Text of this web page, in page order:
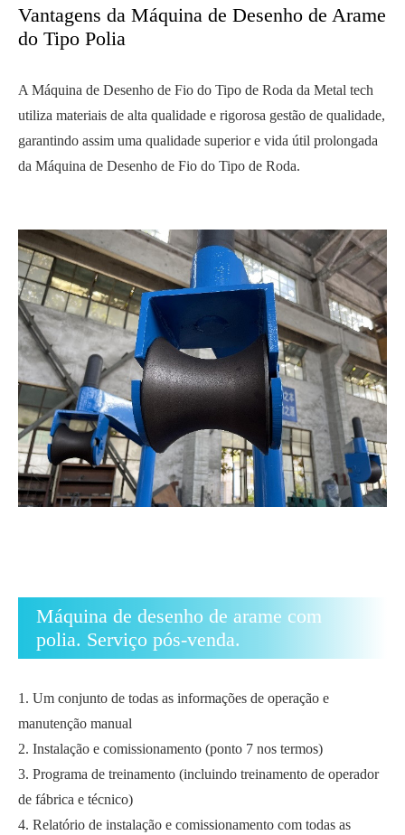
Vantagens da Máquina de Desenho de Arame
do Tipo Polia
A Máquina de Desenho de Fio do Tipo de Roda da Metal tech
utiliza materiais de alta qualidade e rigorosa gestão de qualidade,
garantindo assim uma qualidade superior e vida útil prolongada
da Máquina de Desenho de Fio do Tipo de Roda.
Máquina de desenho de arame com
polia. Serviço pós-venda.
1. Um conjunto de todas as informações de operação e
manutenção manual
2. Instalação e comissionamento (ponto 7 nos termos)
3. Programa de treinamento (incluindo treinamento de operador
de fábrica e técnico)
4. Relatório de instalação e comissionamento com todas as